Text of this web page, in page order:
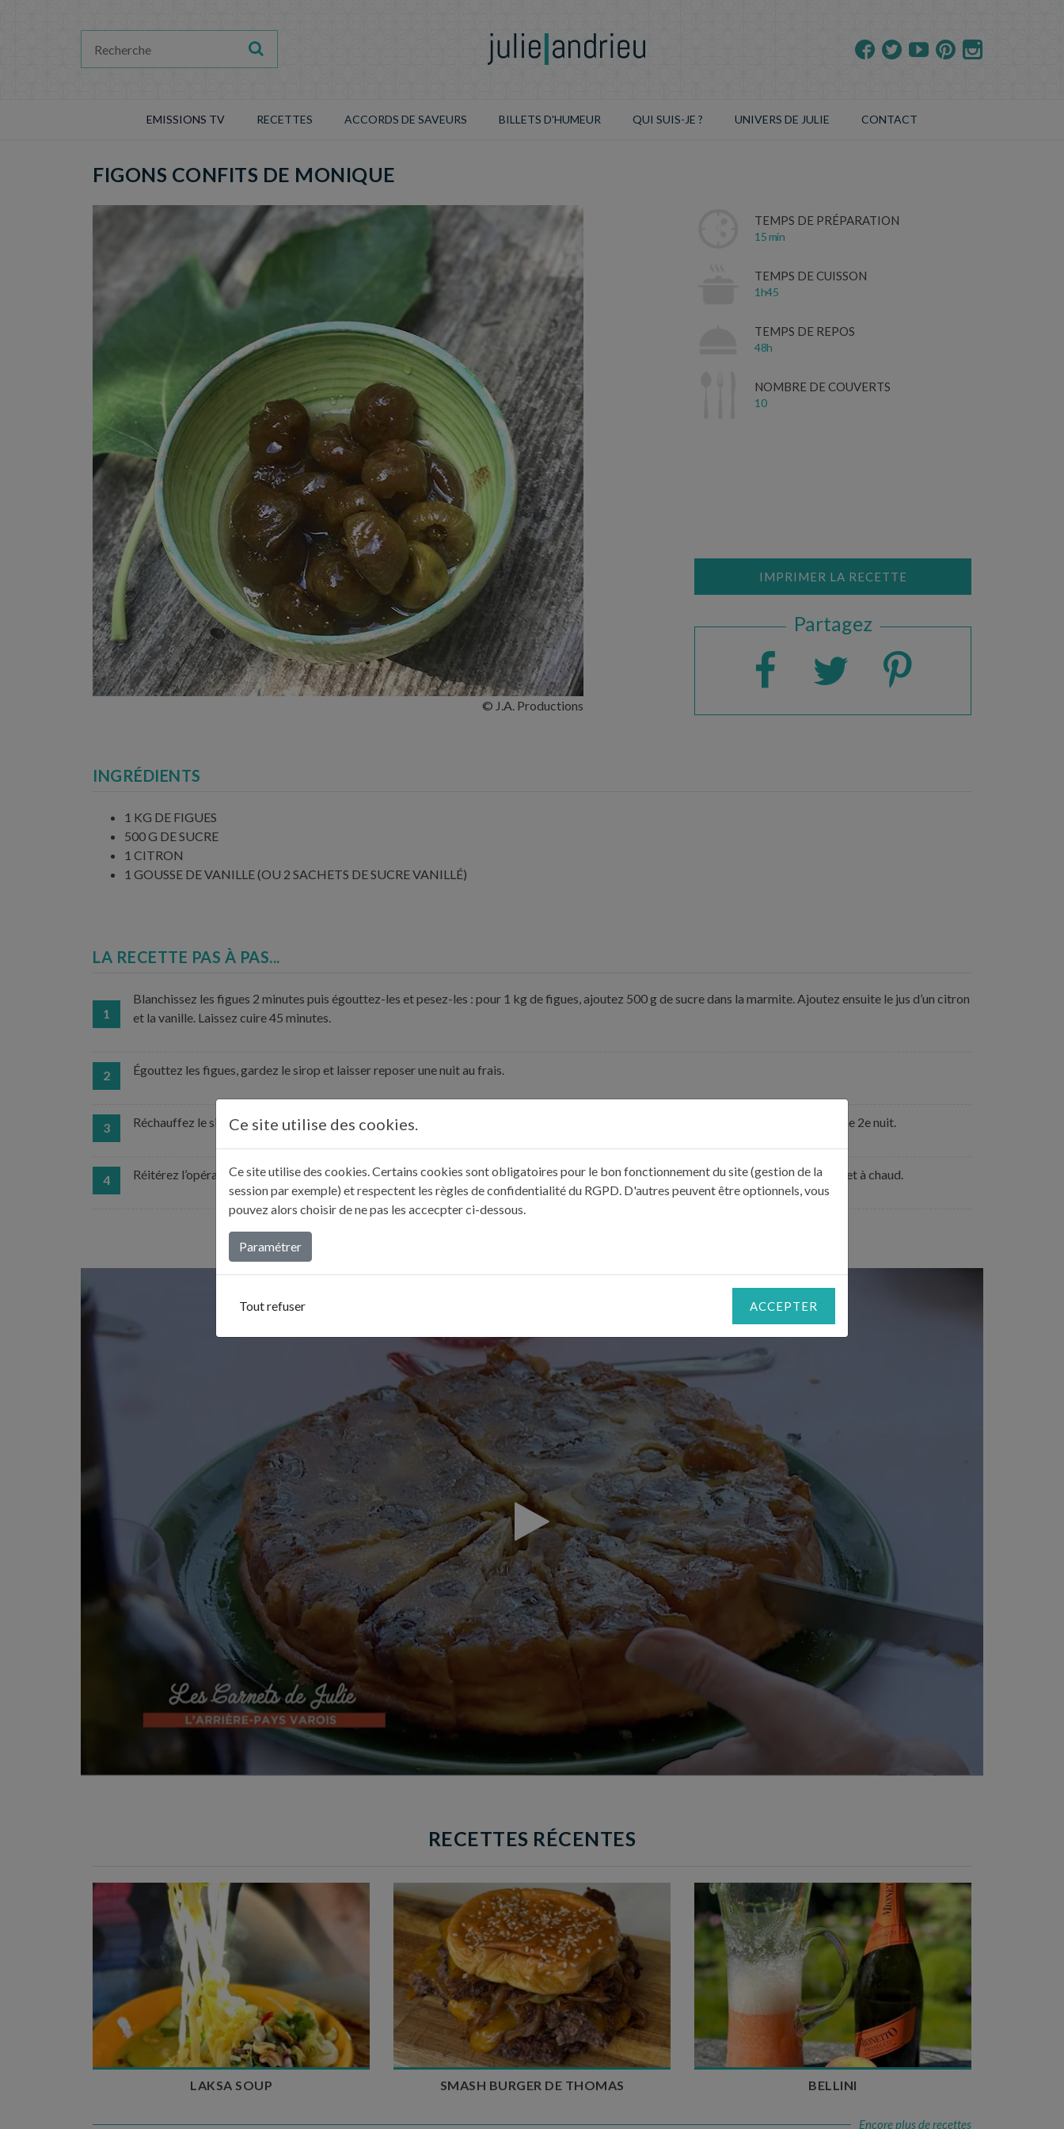
EMISSIONS TV RECETTES ACCORDS DE SAVEURS BILLETS D'HUMEUR QUI SUIS-JE ? UNIVERS DE JULIE CONTACT
FIGONS CONFITS DE MONIQUE
© J.A. Productions
TEMPS DE PRÉPARATION
15 min
TEMPS DE CUISSON
1h45
TEMPS DE REPOS
48h
NOMBRE DE COUVERTS
10
IMPRIMER LA RECETTE
Partagez
INGRÉDIENTS
1 KG DE FIGUES
500 G DE SUCRE
1 CITRON
1 GOUSSE DE VANILLE (OU 2 SACHETS DE SUCRE VANILLÉ)
LA RECETTE PAS À PAS...
1
Blanchissez les figues 2 minutes puis égouttez-les et pesez-les : pour 1 kg de figues, ajoutez 500 g de sucre dans la marmite. Ajoutez ensuite le jus d’un citron
et la vanille. Laissez cuire 45 minutes.
2 Égouttez les figues, gardez le sirop et laisser reposer une nuit au frais.
3 Réchauffez le sirop et trempez-y les figues pendant 30 minutes. Égouttez à nouveau les figues en gardant le sirop et laissez reposer une 2e nuit.
4 Réitérez l’opération : chauffez le sirop et faites tremper les figues une nouvelle fois pendant 30 minutes. Mettez ensuite le tout en pot et à chaud.
RECETTES RÉCENTES
Temps de préparation : 40 min
Temps de cuisson : 25 min
Nombre de couverts : 4
LAKSA SOUP
Temps de préparation : 20 min
Temps de cuisson : 5 à 10 min
Nombre de couverts : 4
SMASH BURGER DE THOMAS
Temps de préparation : 10 min
Nombre de couverts : 3
BELLINI
Encore plus de recettes
Ce site utilise des cookies.
Ce site utilise des cookies. Certains cookies sont obligatoires pour le bon fonctionnement du site (gestion de la
session par exemple) et respectent les règles de confidentialité du RGPD. D'autres peuvent être optionnels, vous
pouvez alors choisir de ne pas les accecpter ci-dessous.
Paramétrer
Tout refuser ACCEPTER